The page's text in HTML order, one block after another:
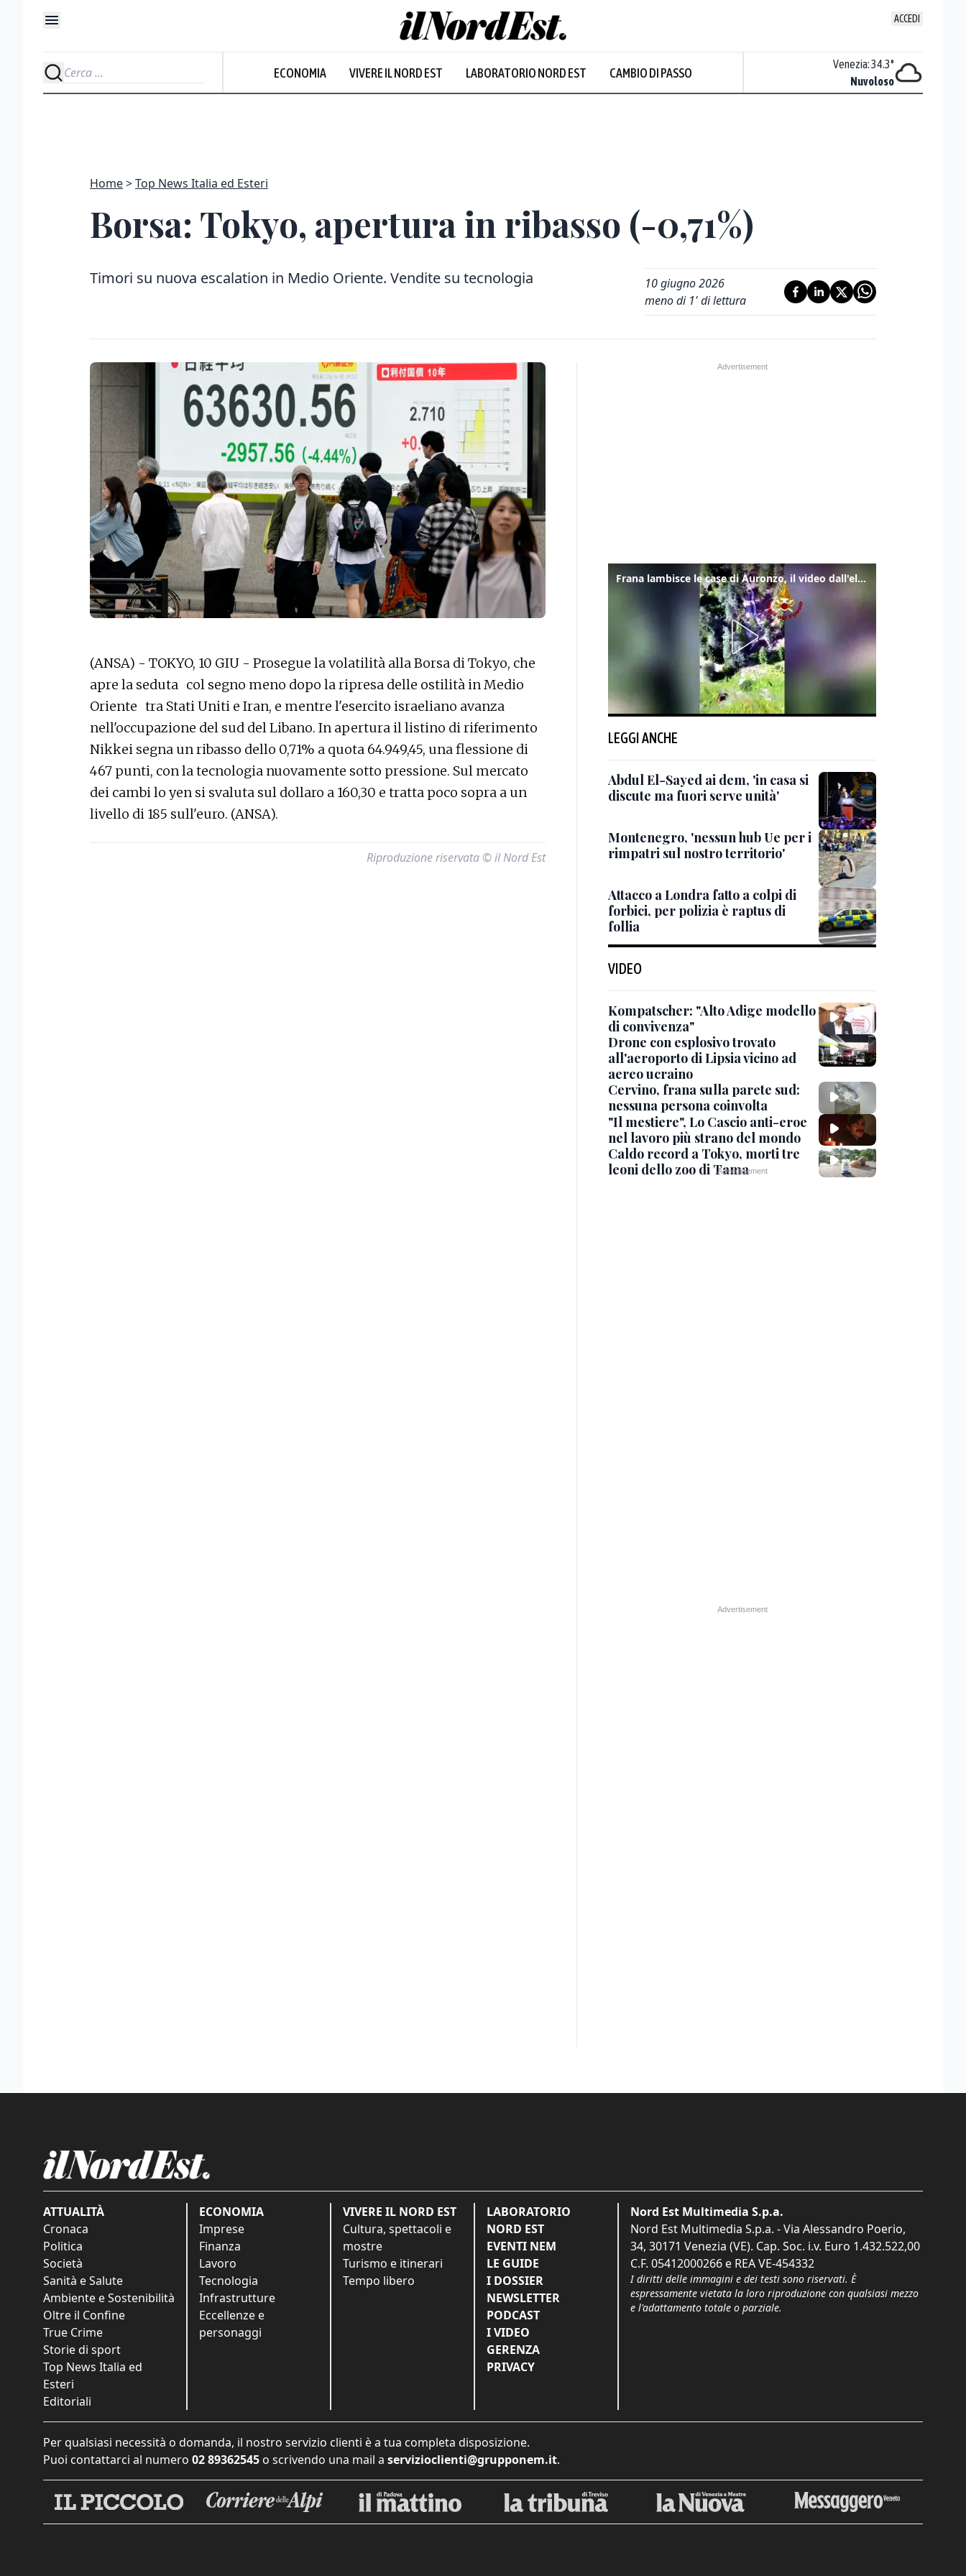
ACCEDI
ECONOMIA VIVERE IL NORD EST LABORATORIO NORD EST CAMBIO DI PASSO
Nuvoloso
Venezia:34.3°
Nuvoloso
Home Top News Italia ed Esteri
Borsa: Tokyo, apertura in ribasso (-0,71%)
Timori su nuova escalation in Medio Oriente. Vendite su tecnologia
10 giugno 2026
meno di 1' di lettura
(ANSA) - TOKYO, 10 GIU - Prosegue la volatilità alla Borsa di Tokyo, che
apre la seduta col segno meno dopo la ripresa delle ostilità in Medio
Oriente tra Stati Uniti e Iran, e mentre l'esercito israeliano avanza
nell'occupazione del sud del Libano. In apertura il listino di riferimento
Nikkei segna un ribasso dello 0,71% a quota 64.949,45, una flessione di
467 punti, con la tecnologia nuovamente sotto pressione. Sul mercato
dei cambi lo yen si svaluta sul dollaro a 160,30 e tratta poco sopra a un
livello di 185 sull'euro. (ANSA).
Riproduzione riservata © il Nord Est
Frana lambisce le case di Auronzo, il video dall'elicottero dei vigili del fuoco
LEGGI ANCHE
Abdul El-Sayed ai dem, 'in casa si
discute ma fuori serve unità'
Montenegro, 'nessun hub Ue per i
rimpatri sul nostro territorio'
Attacco a Londra fatto a colpi di
forbici, per polizia è raptus di
follia
VIDEO
Kompatscher: "Alto Adige modello
di convivenza"
Drone con esplosivo trovato
all'aeroporto di Lipsia vicino ad
aereo ucraino
Cervino, frana sulla parete sud:
nessuna persona coinvolta
"Il mestiere", Lo Cascio anti-eroe
nel lavoro più strano del mondo
Caldo record a Tokyo, morti tre
leoni dello zoo di Tama
ATTUALITÀ
Cronaca
Politica
Società
Sanità e Salute
Ambiente e Sostenibilità
Oltre il Confine
True Crime
Storie di sport
Top News Italia ed
Esteri
Editoriali
ECONOMIA
Imprese
Finanza
Lavoro
Tecnologia
Infrastrutture
Eccellenze e
personaggi
VIVERE IL NORD EST
Cultura, spettacoli e
mostre
Turismo e itinerari
Tempo libero
LABORATORIO
NORD EST
EVENTI NEM
LE GUIDE
I DOSSIER
NEWSLETTER
PODCAST
I VIDEO
GERENZA
PRIVACY
Nord Est Multimedia S.p.a.
Nord Est Multimedia S.p.a. - Via Alessandro Poerio,
34, 30171 Venezia (VE). Cap. Soc. i.v. Euro 1.432.522,00
C.F. 05412000266 e REA VE-454332
I diritti delle immagini e dei testi sono riservati. È
espressamente vietata la loro riproduzione con qualsiasi mezzo
e l'adattamento totale o parziale.
Per qualsiasi necessità o domanda, il nostro servizio clienti è a tua completa disposizione.
Puoi contattarci al numero 02 89362545 o scrivendo una mail a servizioclienti@grupponem.it.